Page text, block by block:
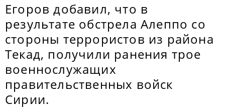
Егоров добавил, что в
результате обстрела Алеппо со
стороны террористов из района
Текад, получили ранения трое
военнослужащих
правительственных войск
Сирии.